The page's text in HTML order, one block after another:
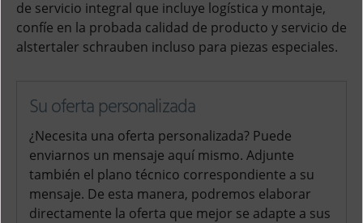
de servicio integral que incluye logística y montaje,
confíe en la probada calidad de producto y servicio de
alstertaler schrauben incluso para piezas especiales.
Su oferta personalizada
¿Necesita una oferta personalizada? Puede
enviarnos un mensaje aquí mismo. Adjunte
también el plano técnico correspondiente a su
mensaje. De esta manera, podremos elaborar
directamente la oferta que mejor se adapte a sus